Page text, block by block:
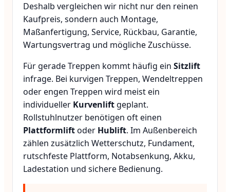
Deshalb vergleichen wir nicht nur den reinen
Kaufpreis, sondern auch Montage,
Maßanfertigung, Service, Rückbau, Garantie,
Wartungsvertrag und mögliche Zuschüsse.
Für gerade Treppen kommt häufig ein Sitzlift
infrage. Bei kurvigen Treppen, Wendeltreppen
oder engen Treppen wird meist ein
individueller Kurvenlift geplant.
Rollstuhlnutzer benötigen oft einen
Plattformliftoder Hublift. Im Außenbereich
zählen zusätzlich Wetterschutz, Fundament,
rutschfeste Plattform, Notabsenkung, Akku,
Ladestation und sichere Bedienung.